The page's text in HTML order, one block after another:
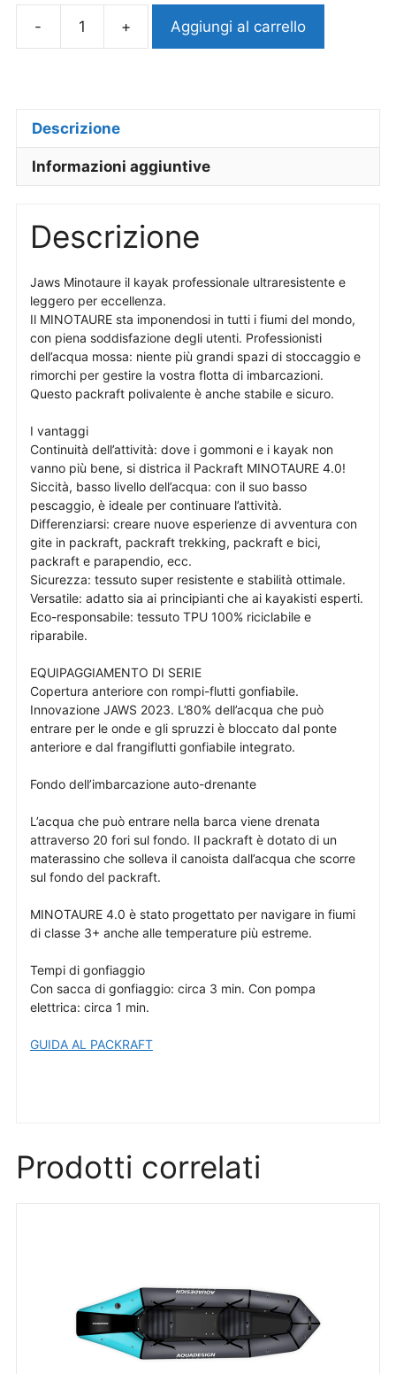
- + Aggiungi al carrello
Descrizione
Informazioni aggiuntive
Descrizione
Jaws Minotaure il kayak professionale ultraresistente e
leggero per eccellenza.
Il MINOTAURE sta imponendosi in tutti i fiumi del mondo,
con piena soddisfazione degli utenti. Professionisti
dell’acqua mossa: niente più grandi spazi di stoccaggio e
rimorchi per gestire la vostra flotta di imbarcazioni.
Questo packraft polivalente è anche stabile e sicuro.
I vantaggi
Continuità dell’attività: dove i gommoni e i kayak non
vanno più bene, si districa il Packraft MINOTAURE 4.0!
Siccità, basso livello dell’acqua: con il suo basso
pescaggio, è ideale per continuare l’attività.
Differenziarsi: creare nuove esperienze di avventura con
gite in packraft, packraft trekking, packraft e bici,
packraft e parapendio, ecc.
Sicurezza: tessuto super resistente e stabilità ottimale.
Versatile: adatto sia ai principianti che ai kayakisti esperti.
Eco-responsabile: tessuto TPU 100% riciclabile e
riparabile.
EQUIPAGGIAMENTO DI SERIE
Copertura anteriore con rompi-flutti gonfiabile.
Innovazione JAWS 2023. L’80% dell’acqua che può
entrare per le onde e gli spruzzi è bloccato dal ponte
anteriore e dal frangiflutti gonfiabile integrato.
Fondo dell’imbarcazione auto-drenante
L’acqua che può entrare nella barca viene drenata
attraverso 20 fori sul fondo. Il packraft è dotato di un
materassino che solleva il canoista dall’acqua che scorre
sul fondo del packraft.
MINOTAURE 4.0 è stato progettato per navigare in fiumi
di classe 3+ anche alle temperature più estreme.
Tempi di gonfiaggio
Con sacca di gonfiaggio: circa 3 min. Con pompa
elettrica: circa 1 min.
GUIDA AL PACKRAFT
Prodotti correlati